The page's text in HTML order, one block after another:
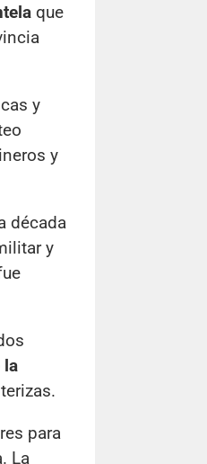
que
y
y
década
y
la
para
La